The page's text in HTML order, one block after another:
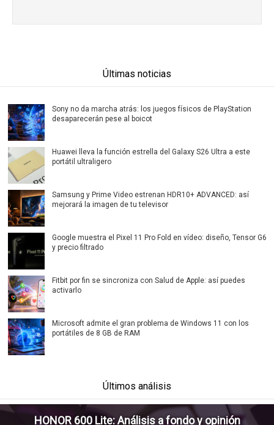
Últimas noticias
Sony no da marcha atrás: los juegos físicos de PlayStation
desaparecerán pese al boicot
Huawei lleva la función estrella del Galaxy S26 Ultra a este
portátil ultraligero
Samsung y Prime Video estrenan HDR10+ ADVANCED: así
mejorará la imagen de tu televisor
Google muestra el Pixel 11 Pro Fold en vídeo: diseño, Tensor G6
y precio filtrado
Fitbit por fin se sincroniza con Salud de Apple: así puedes
activarlo
Microsoft admite el gran problema de Windows 11 con los
portátiles de 8 GB de RAM
Últimos análisis
HONOR 600 Lite: Análisis a fondo y opinión